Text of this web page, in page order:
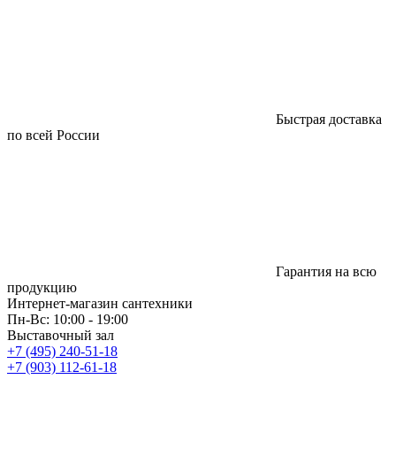
Быстрая доставка
по всей России
Гарантия на всю
продукцию
Интернет-магазин сантехники
Пн-Вс: 10:00 - 19:00
Выставочный зал
+7 (495) 240-51-18
+7 (903) 112-61-18